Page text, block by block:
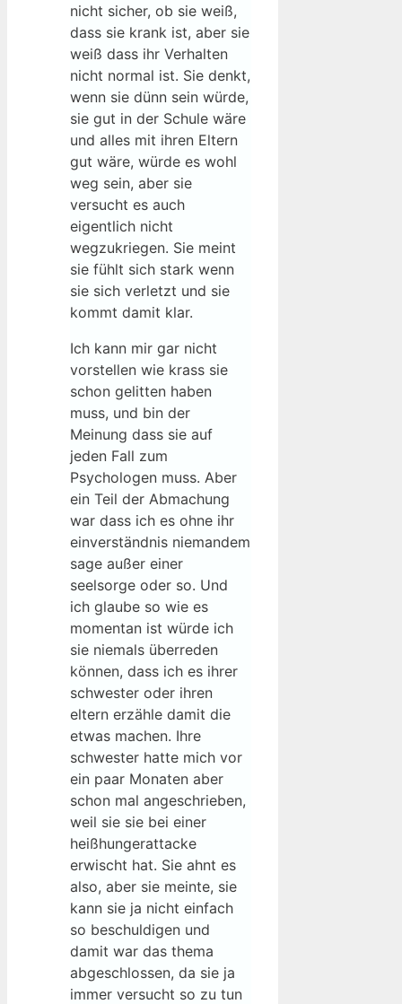
nicht sicher, ob sie weiß,
dass sie krank ist, aber sie
weiß dass ihr Verhalten
nicht normal ist. Sie denkt,
wenn sie dünn sein würde,
sie gut in der Schule wäre
und alles mit ihren Eltern
gut wäre, würde es wohl
weg sein, aber sie
versucht es auch
eigentlich nicht
wegzukriegen. Sie meint
sie fühlt sich stark wenn
sie sich verletzt und sie
kommt damit klar.
Ich kann mir gar nicht
vorstellen wie krass sie
schon gelitten haben
muss, und bin der
Meinung dass sie auf
jeden Fall zum
Psychologen muss. Aber
ein Teil der Abmachung
war dass ich es ohne ihr
einverständnis niemandem
sage außer einer
seelsorge oder so. Und
ich glaube so wie es
momentan ist würde ich
sie niemals überreden
können, dass ich es ihrer
schwester oder ihren
eltern erzähle damit die
etwas machen. Ihre
schwester hatte mich vor
ein paar Monaten aber
schon mal angeschrieben,
weil sie sie bei einer
heißhungerattacke
erwischt hat. Sie ahnt es
also, aber sie meinte, sie
kann sie ja nicht einfach
so beschuldigen und
damit war das thema
abgeschlossen, da sie ja
immer versucht so zu tun